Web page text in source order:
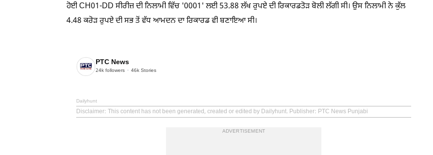
ਹੋਈ CH01-DD ਸੀਰੀਜ਼ ਦੀ ਨਿਲਾਮੀ ਵਿੱਚ '0001' ਲਈ 53.88 ਲੱਖ ਰੁਪਏ ਦੀ ਰਿਕਾਰਡਤੋੜ ਬੋਲੀ ਲੱਗੀ ਸੀ। ਉਸ ਨਿਲਾਮੀ ਨੇ ਕੁੱਲ
4.48 ਕਰੋੜ ਰੁਪਏ ਦੀ ਸਭ ਤੋਂ ਵੱਧ ਆਮਦਨ ਦਾ ਰਿਕਾਰਡ ਵੀ ਬਣਾਇਆ ਸੀ।
PTC News
24k followers 46k Stories
Dailyhunt
Disclaimer: This content has not been generated, created or edited by Dailyhunt. Publisher: PTC News Punjabi
ADVERTISEMENT